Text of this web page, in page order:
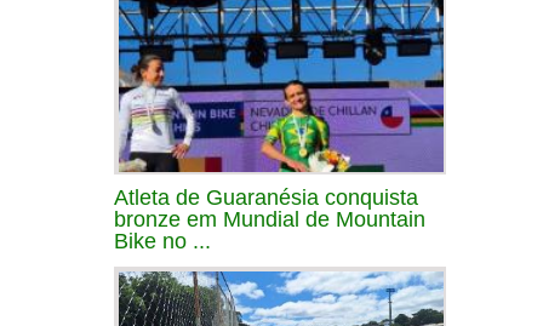
Atleta de Guaranésia conquista
bronze em Mundial de Mountain
Bike no ...